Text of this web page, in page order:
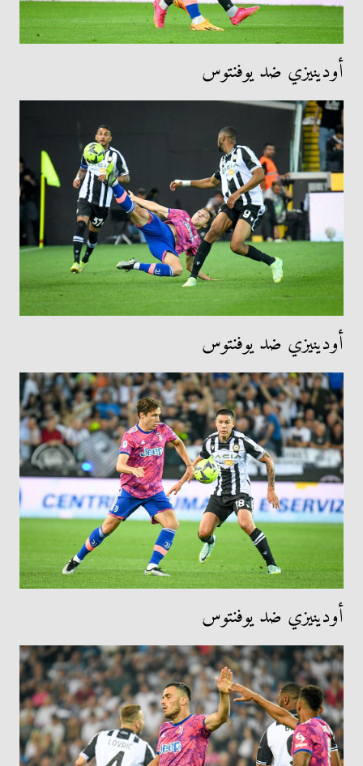
أودينيزي ضد يوفنتوس
أودينيزي ضد يوفنتوس
أودينيزي ضد يوفنتوس